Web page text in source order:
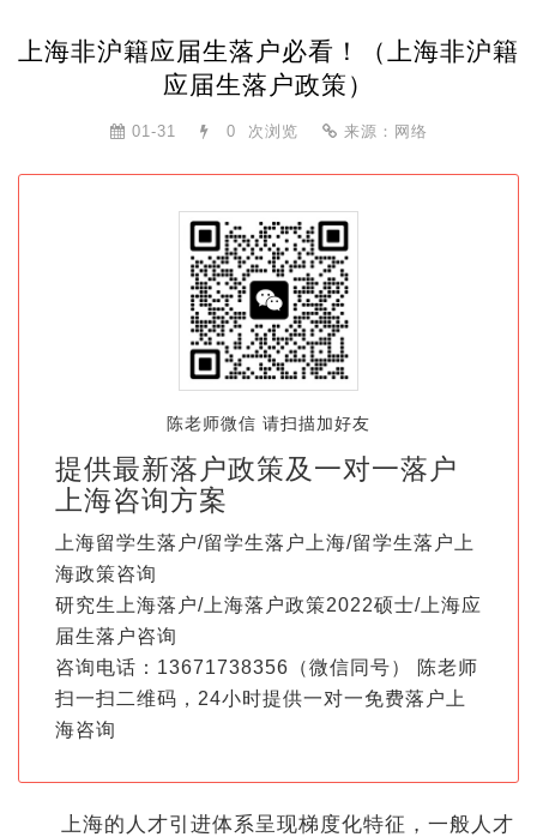
上海非沪籍应届生落户必看！（上海非沪籍
应届生落户政策）
01-31 0 次浏览 来源：网络
陈老师微信 请扫描加好友
提供最新落户政策及一对一落户
上海咨询方案
上海留学生落户/留学生落户上海/留学生落户上
海政策咨询
研究生上海落户/上海落户政策2022硕士/上海应
届生落户咨询
咨询电话：13671738356（微信同号） 陈老师
扫一扫二维码，24小时提供一对一免费落户上
海咨询
上海的人才引进体系呈现梯度化特征，一般人才